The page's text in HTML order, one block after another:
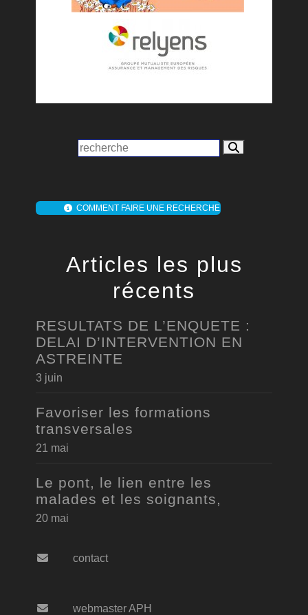
COMMENT FAIRE UNE RECHERCHE
Articles les plus
récents
RESULTATS DE L’ENQUETE :
DELAI D’INTERVENTION EN
ASTREINTE
3 juin
Favoriser les formations
transversales
21 mai
Le pont, le lien entre les
malades et les soignants,
20 mai
contact
webmaster APH